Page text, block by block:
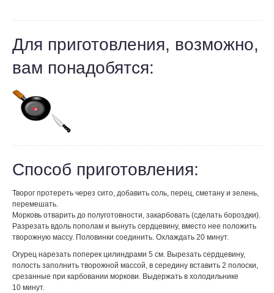
Для приготовления, возможно,
вам понадобятся:
Способ приготовления:
Творог протереть через сито, добавить соль, перец, сметану и зелень,
перемешать.
Морковь отварить до полуготовности, закарбовать (сделать бороздки).
Разрезать вдоль пополам и вынуть сердцевину, вместо нее положить
творожную массу. Половинки соединить. Охлаждать 20 минут.
Огурец нарезать поперек цилиндрами 5 см. Вырезать сердцевину,
полость заполнить творожной массой, в середину вставить 2 полоски,
срезанные при карбовании моркови. Выдержать в холодильнике
10 минут.